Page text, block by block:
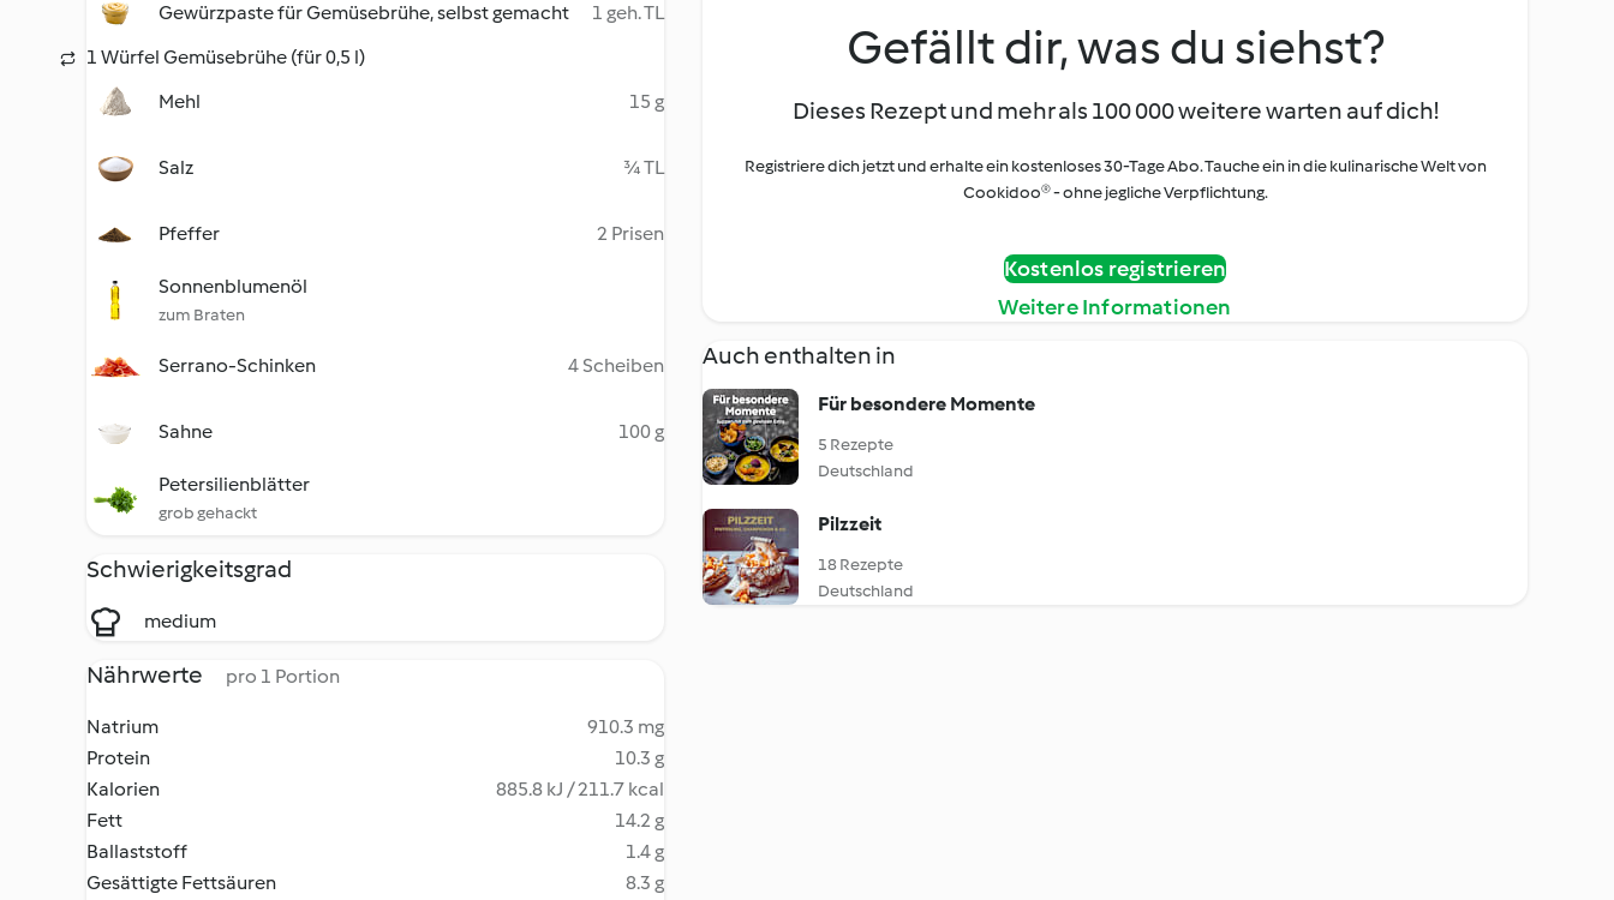
Gewürzpaste für Gemüsebrühe, selbst gemacht
1 geh. TL
1 Würfel Gemüsebrühe (für 0,5 l)
Mehl
15 g
Salz ¾ TL
Pfeffer 2 Prisen
Sonnenblumenöl
zum Braten
Serrano-Schinken 4 Scheiben
Sahne 100 g
Petersilienblätter
grob gehackt
Schwierigkeitsgrad
medium
Nährwerte pro 1 Portion
Natrium
910.3 mg
Protein
10.3 g
Kalorien
885.8 kJ / 211.7 kcal
Fett
14.2 g
Ballaststoff
1.4 g
Gesättigte Fettsäuren
8.3 g
Gefällt dir, was du siehst?
Dieses Rezept und mehr als 100 000 weitere warten auf dich!
Registriere dich jetzt und erhalte ein kostenloses 30-Tage Abo. Tauche ein in die kulinarische Welt von
Cookidoo® - ohne jegliche Verpflichtung.
Kostenlos registrieren
Weitere Informationen
Auch enthalten in
Für besondere Momente
5 Rezepte
Deutschland
Pilzzeit
18 Rezepte
Deutschland